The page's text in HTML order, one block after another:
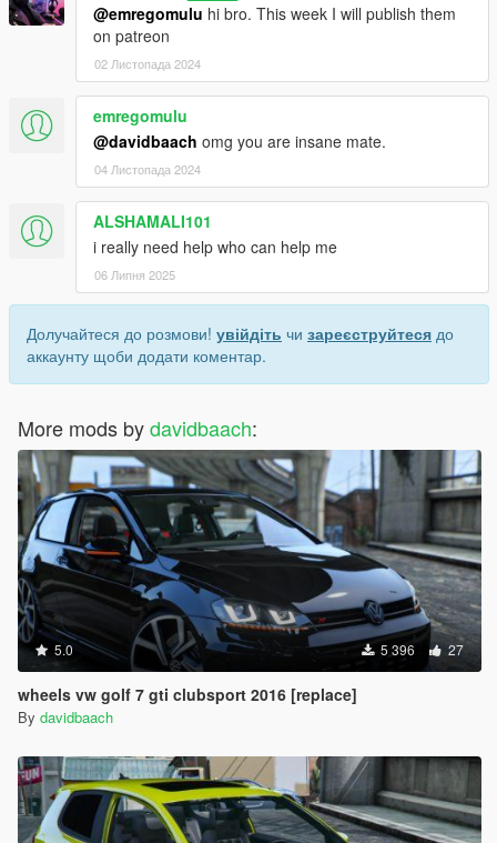
@emregomulu hi bro. This week I will publish them
on patreon
02 Листопада 2024
emregomulu
@davidbaach omg you are insane mate.
04 Листопада 2024
ALSHAMALI101
i really need help who can help me
06 Липня 2025
Долучайтеся до розмови! увійдіть чи зареєструйтеся до
аккаунту щоби додати коментар.
More mods bydavidbaach:
5.0 5 396 27
wheels vw golf 7 gti clubsport 2016 [replace]
By davidbaach